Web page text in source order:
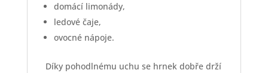
domácí limonády,
ledové čaje,
ovocné nápoje.
Díky pohodlnému uchu se hrnek dobře drží